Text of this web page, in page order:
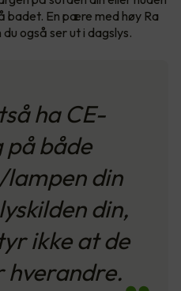
badet. En pære med høy Ra
også ser ut i dagslys.
ha CE-
på både
din
din,
ikke at de